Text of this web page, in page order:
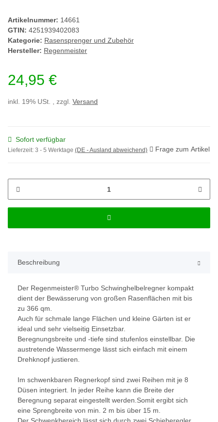
Artikelnummer: 14661
GTIN: 4251939402083
Kategorie: Rasensprenger und Zubehör
Hersteller: Regenmeister
24,95 €
inkl. 19% USt. , zzgl. Versand
Sofort verfügbar
Lieferzeit: 3 - 5 Werktage (DE - Ausland abweichend) Frage zum Artikel
Beschreibung
Der Regenmeister® Turbo Schwinghelbelregner kompakt
dient der Bewässerung von großen Rasenflächen mit bis
zu 366 qm.
Auch für schmale lange Flächen und kleine Gärten ist er
ideal und sehr vielseitig Einsetzbar.
Beregnungsbreite und -tiefe sind stufenlos einstellbar. Die
austretende Wassermenge lässt sich einfach mit einem
Drehknopf justieren.
Im schwenkbaren Regnerkopf sind zwei Reihen mit je 8
Düsen integriert. In jeder Reihe kann die Breite der
Beregnung separat eingestellt werden.Somit ergibt sich
eine Sprengbreite von min. 2 m bis über 15 m.